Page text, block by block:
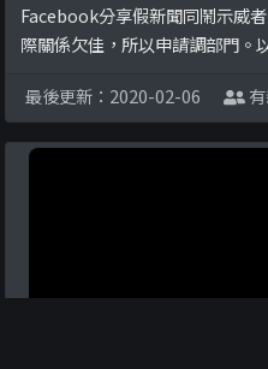
Facebook分享假新聞同鬧示威
際關係欠佳，所以申請調部門。
最後更新：2020-02-06